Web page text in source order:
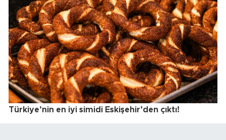
Türkiye’nin en iyi simidi Eskişehir’den çıktı!